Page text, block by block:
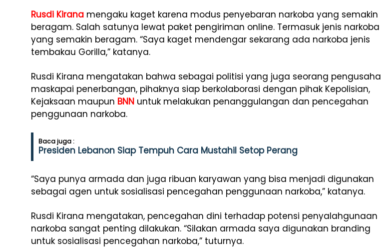
Rusdi Kirana mengaku kaget karena modus penyebaran narkoba yang semakin
beragam. Salah satunya lewat paket pengiriman online. Termasuk jenis narkoba
yang semakin beragam. “Saya kaget mendengar sekarang ada narkoba jenis
tembakau Gorilla,” katanya.
Rusdi Kirana mengatakan bahwa sebagai politisi yang juga seorang pengusaha
maskapai penerbangan, pihaknya siap berkolaborasi dengan pihak Kepolisian,
Kejaksaan maupun BNN untuk melakukan penanggulangan dan pencegahan
penggunaan narkoba.
Baca juga :
Presiden Lebanon Siap Tempuh Cara Mustahil Setop Perang
“Saya punya armada dan juga ribuan karyawan yang bisa menjadi digunakan
sebagai agen untuk sosialisasi pencegahan penggunaan narkoba,” katanya.
Rusdi Kirana mengatakan, pencegahan dini terhadap potensi penyalahgunaan
narkoba sangat penting dilakukan. “Silakan armada saya digunakan branding
untuk sosialisasi pencegahan narkoba,” tuturnya.